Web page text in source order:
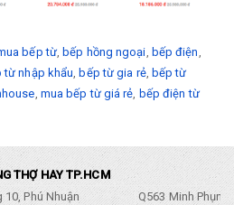
bếp từ, bếp hồng ngoại, bếp điện,
từ nhập khẩu, bếp từ gia rẻ, bếp từ
, mua bếp từ giá rẻ, bếp điện từ
THỢ HAY TP.HCM
10, Phú Nhuận
Q563 Minh